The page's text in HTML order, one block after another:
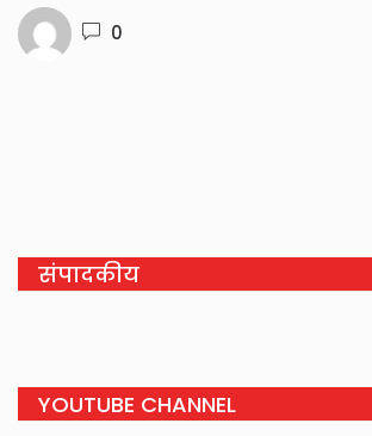
0
संपादकीय
YOUTUBE CHANNEL